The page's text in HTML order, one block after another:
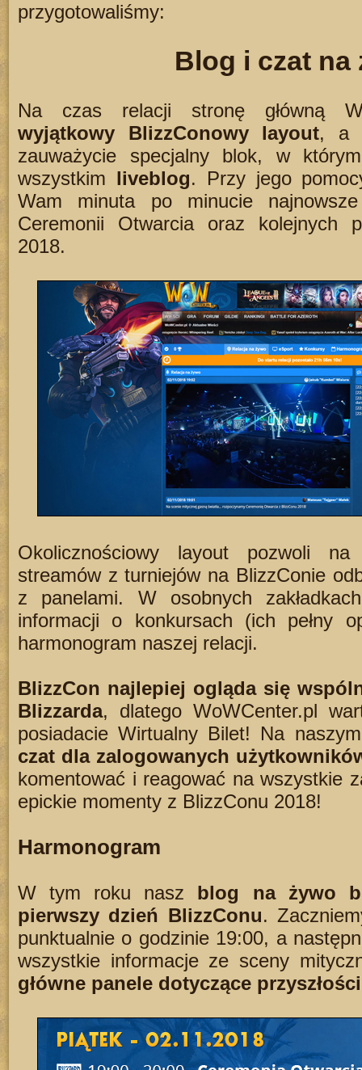
przygotowaliśmy:
Blog i czat na
Na czas relacji stronę główną
wyjątkowy BlizzConowy layout, a
zauważycie specjalny blok, w
wszystkim liveblog. Przy jego
Wam minuta po minucie
Ceremonii Otwarcia oraz kolejnych
2018.
Okolicznościowy layout pozwoli
streamów z turniejów na BlizzConie
z panelami. W osobnych
informacji o konkursach (ich pełny
harmonogram naszej relacji.
BlizzCon najlepiej ogląda się
Blizzarda, dlatego WoWCenter.pl
posiadacie Wirtualny Bilet! Na
czat dla zalogowanych
komentować i reagować na wszystkie
epickie momenty z BlizzConu 2018!
Harmonogram
W tym roku nasz blog na żywo
pierwszy dzień BlizzConu.
punktualnie o godzinie 19:00, a
wszystkie informacje ze sceny
główne panele dotyczące